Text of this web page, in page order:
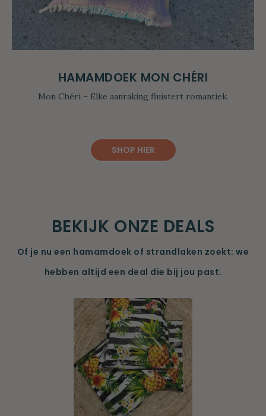
HAMAMDOEK MON CHÉRI
Mon Chéri – Elke aanraking fluistert romantiek.
SHOP HIER
BEKIJK ONZE DEALS
Of je nu een hamamdoek of strandlaken zoekt: we
hebben altijd een deal die bij jou past.